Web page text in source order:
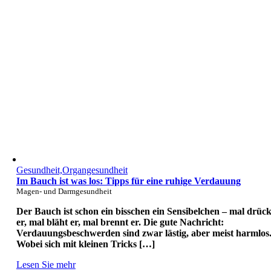
Gesundheit,Organgesundheit
Im Bauch ist was los: Tipps für eine ruhige Verdauung
Magen- und Darmgesundheit
Der Bauch ist schon ein bisschen ein Sensibelchen – mal
er, mal bläht er, mal brennt er. Die gute Nachricht:
Verdauungsbeschwerden sind zwar lästig, aber meist harmlos.
Wobei sich mit kleinen Tricks […]
Lesen Sie mehr